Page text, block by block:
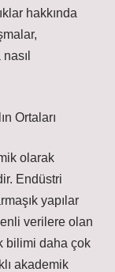
hakkında
Ortaları
olarak
Endüstri
yapılar
verilere olan
bilimi daha çok
akademik